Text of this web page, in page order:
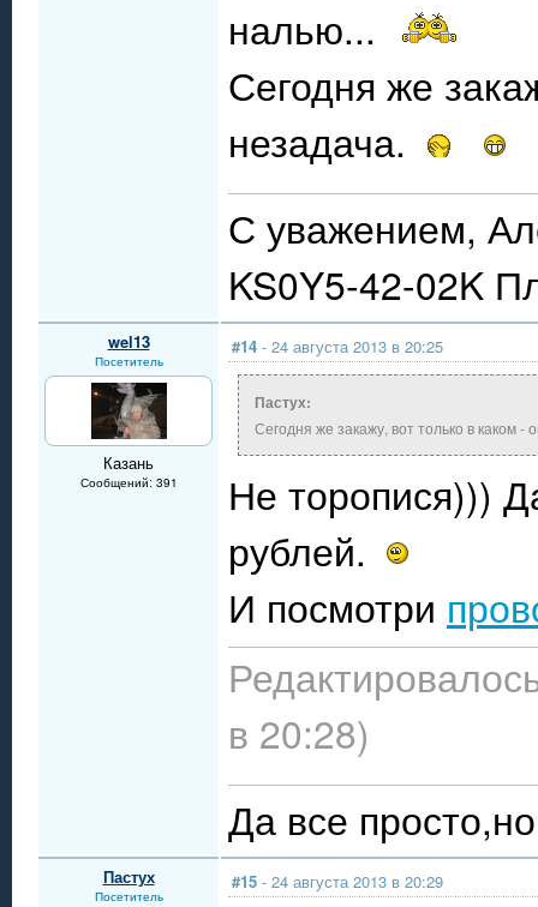
налью...
Сегодня же
незадача.
С уважением,
KS0Y5-42-02K
wel13
Посетитель
Казань
Сообщений: 391
#14 - 24 августа 2013 в 20:25
Пастух:
Сегодня же закажу, вот только в каком -
Не торопися)))
рублей.
И посмотри
в 20:28)
Да все
Пастух
Посетитель
#15 - 24 августа 2013 в 20:29